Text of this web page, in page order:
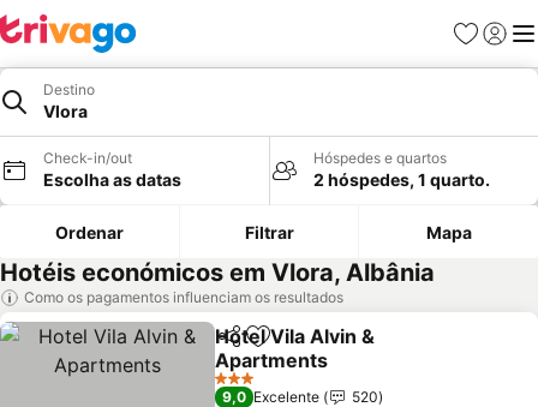
Favoritos
Iniciar
Destino
Vlora
Check-in/out
Escolha as datas
Hóspedes e quartos
2 hóspedes, 1 quarto.
Ordenar Filtrar Mapa
Hotéis económicos em Vlora, Albânia
Como os pagamentos influenciam os resultados
PartilharAdicionar aos favoritos
Hotel Vila Alvin &
Apartments
Ver preços
3 Estrelas
9,0 Excelente
520